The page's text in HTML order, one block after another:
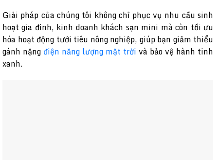
Giải pháp của chúng tôi không chỉ phục vụ nhu cầu sinh
hoạt gia đình, kinh doanh khách sạn mini mà còn tối ưu
hóa hoạt động tưới tiêu nông nghiệp, giúp bạn giảm thiểu
gánh nặng điện năng lượng mặt trời và bảo vệ hành tinh
xanh.